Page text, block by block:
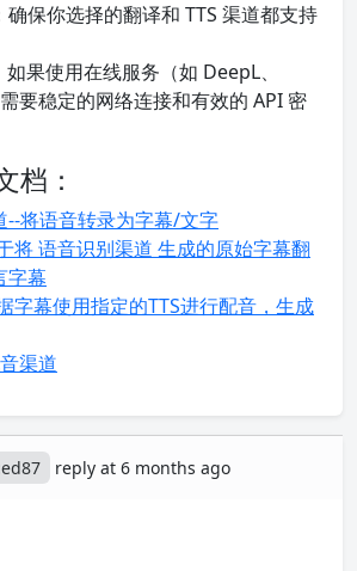
确保你选择的翻译和 TTS 渠道都支持
如果使用在线服务（如 DeepL、
要稳定的网络连接和有效的 API 密
档：
--将语音转录为字幕/文字
将 语音识别渠道 生成的原始字幕翻
字幕
字幕使用指定的TTS进行配音，生成
渠道
reply at 6 months ago